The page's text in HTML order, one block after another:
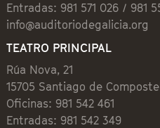
Entradas: 981 571 026 / 981
info@auditoriodegalicia.org
TEATRO PRINCIPAL
Rúa Nova, 21
15705 Santiago de
Oficinas: 981 542 461
Entradas: 981 542 349